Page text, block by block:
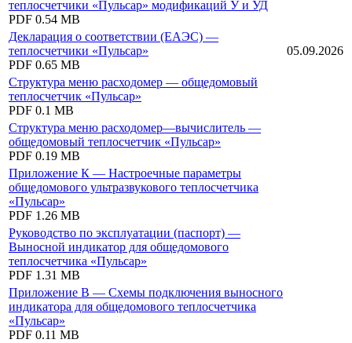
теплосчетчики «Пульсар» модификаций У и УД
PDF 0.54 MB
Декларация о соответствии (ЕАЭС) —
теплосчетчики «Пульсар»
PDF 0.65 MB
05.09.2026
Структура меню расходомер — общедомовый
теплосчетчик «Пульсар»
PDF 0.1 MB
Структура меню расходомер—вычислитель —
общедомовый теплосчетчик «Пульсар»
PDF 0.19 MB
Приложение К — Настроечные параметры
общедомового ультразвукового теплосчетчика
«Пульсар»
PDF 1.26 MB
Руководство по эксплуатации (паспорт) —
Выносной индикатор для общедомового
теплосчетчика «Пульсар»
PDF 1.31 MB
Приложение В — Схемы подключения выносного
индикатора для общедомового теплосчетчика
«Пульсар»
PDF 0.11 MB